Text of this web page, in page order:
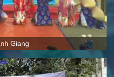
Thanh Giang